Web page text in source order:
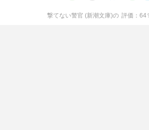
撃てない警官 (新潮文庫)の 評価 64